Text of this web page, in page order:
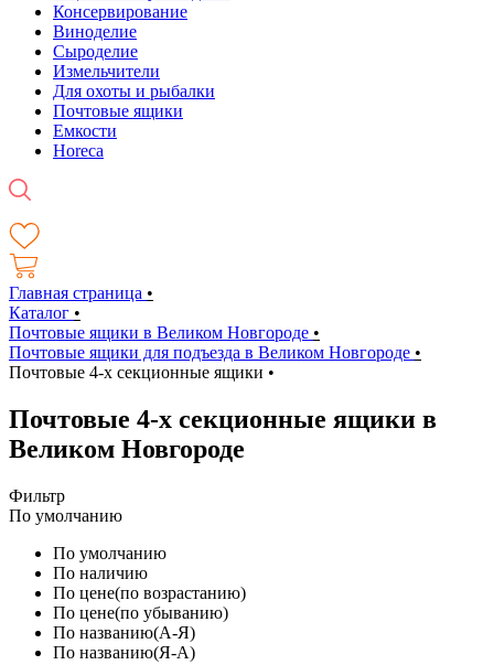
Консервирование
Виноделие
Сыроделие
Измельчители
Для охоты и рыбалки
Почтовые ящики
Емкости
Horeca
Главная страница •
Каталог •
Почтовые ящики в Великом Новгороде •
Почтовые ящики для подъезда в Великом Новгороде •
Почтовые 4-х секционные ящики •
Почтовые 4-х секционные ящики в
Великом Новгороде
Фильтр
По умолчанию
По умолчанию
По наличию
По цене(по возрастанию)
По цене(по убыванию)
По названию(А-Я)
По названию(Я-А)